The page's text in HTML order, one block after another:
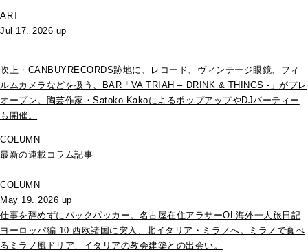
ART
Jul 17. 2026 up
吹上・CANBUYRECORDS跡地に、レコード、ヴィンテージ眼鏡、フィ
ルムカメラなどを扱う、BAR「VA TRIAH – DRINK & THINGS -」がプレ
オープン。陶芸作家・Satoko KakoによるポップアップやDJパーティー
も開催。
COLUMN
最新の連載コラム記事
COLUMN
May 19. 2026 up
仕事を辞めずにバックパッカー。名古屋在住アラサーOL海外一人旅日記
ヨーロッパ編 10 西欧諸国に突入、北イタリア・ミラノへ。ミラノで食べ
るミラノ風ドリア、イタリアの教会建築との出会い。